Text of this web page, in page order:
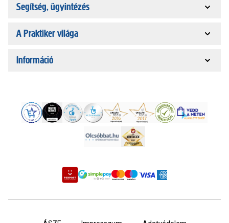
Segítség, ügyintézés
A Praktiker világa
Információ